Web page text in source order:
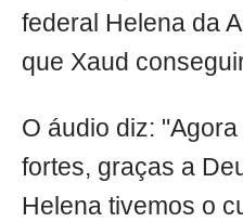
federal Helena da
que Xaud
O áudio diz:
fortes, graças a
Helena tivemos o